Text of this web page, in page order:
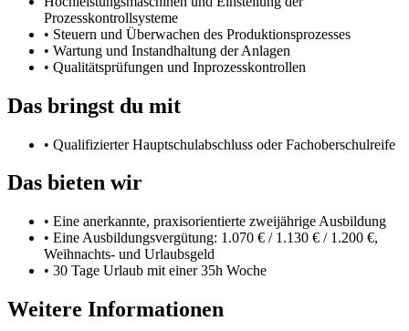
Prozesskontrollsysteme
• Steuern und Überwachen des Produktionsprozesses
• Wartung und Instandhaltung der Anlagen
• Qualitätsprüfungen und Inprozesskontrollen
Das bringst du mit
• Qualifizierter Hauptschulabschluss oder Fachoberschulreife
Das bieten wir
• Eine anerkannte, praxisorientierte zweijährige Ausbildung
• Eine Ausbildungsvergütung: 1.070 € / 1.130 € / 1.200 €,
Weihnachts- und Urlaubsgeld
• 30 Tage Urlaub mit einer 35h Woche
Weitere Informationen